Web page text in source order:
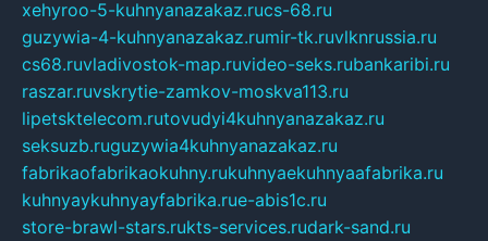
xehyroo-5-kuhnyanazakaz.rucs-68.ru
guzywia-4-kuhnyanazakaz.rumir-tk.ruvlknrussia.ru
cs68.ruvladivostok-map.ruvideo-seks.rubankaribi.ru
raszar.ruvskrytie-zamkov-moskva113.ru
lipetsktelecom.rutovudyi4kuhnyanazakaz.ru
seksuzb.ruguzywia4kuhnyanazakaz.ru
fabrikaofabrikaokuhny.rukuhnyaekuhnyaafabrika.ru
kuhnyaykuhnyayfabrika.rue-abis1c.ru
store-brawl-stars.rukts-services.rudark-sand.ru